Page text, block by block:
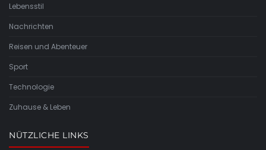
Lebensstil
Nachrichten
Reisen und Abenteuer
Sport
Technologie
Zuhause & Leben
NÜTZLICHE LINKS